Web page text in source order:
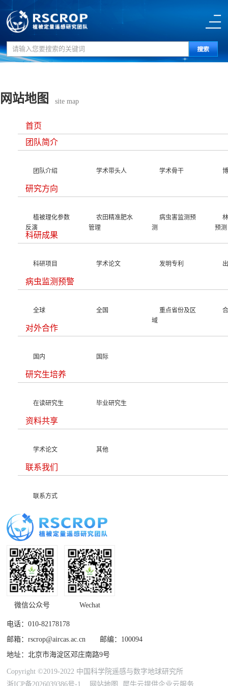
网站地图 site map
首页
团队简介
团队介绍 学术带头人 学术骨干
研究方向
植被理化参数
反演
农田精准肥水
管理
病虫害监测预
测
预测
科研成果
科研项目 学术论文 发明专利
病虫监测预警
全球 全国
重点省份及区
域
对外合作
国内 国际
研究生培养
在读研究生 毕业研究生
资料共享
学术论文 其他
联系我们
联系方式
微信公众号 Wechat
电话：010-82178178
邮箱：rscrop@aircas.ac.cn 邮编：100094
地址：北京市海淀区邓庄南路9号
Copyright ©2019-2022 中国科学院遥感与数字地球研究所
浙ICP备2026039386号-1
网站地图 犀牛云提供企业云服务